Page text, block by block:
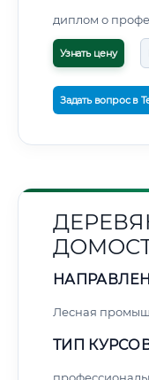
диплом о
Узнать цену
Задать вопрос в
Лесная
ТИП